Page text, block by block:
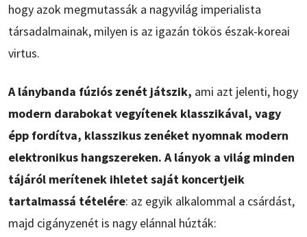
hogy azok megmutassák a nagyvilág imperialista
társadalmainak, milyen is az igazán tökös észak-koreai
virtus.
A lánybanda fúziós zenét játszik, ami azt jelenti, hogy
modern darabokat vegyítenek klasszikával, vagy
épp fordítva, klasszikus zenéket nyomnak modern
elektronikus hangszereken. A lányok a világ minden
tájáról merítenek ihletet saját koncertjeik
tartalmassá tételére: az egyik alkalommal a csárdást,
majd cigányzenét is nagy elánnal húzták: